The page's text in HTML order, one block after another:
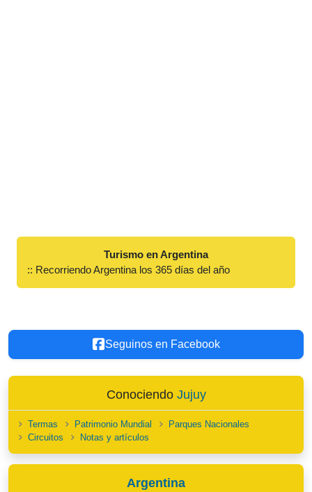
Turismo en Argentina
:: Recorriendo Argentina los 365 días del año
Seguinos en Facebook
Conociendo Jujuy
Termas Patrimonio Mundial
Parques Nacionales
Circuitos
Notas y artículos
Argentina